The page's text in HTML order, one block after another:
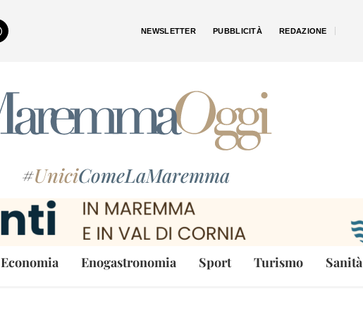
NEWSLETTER PUBBLICITÀ REDAZIONE
#UniciComeLaMaremma
Economia Enogastronomia Sport Turismo Sanità